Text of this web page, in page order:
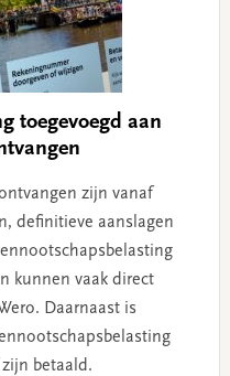
toegevoegd aan
zijn vanaf
definitieve aanslagen
kunnen vaak direct
Daarnaast is
betaald.